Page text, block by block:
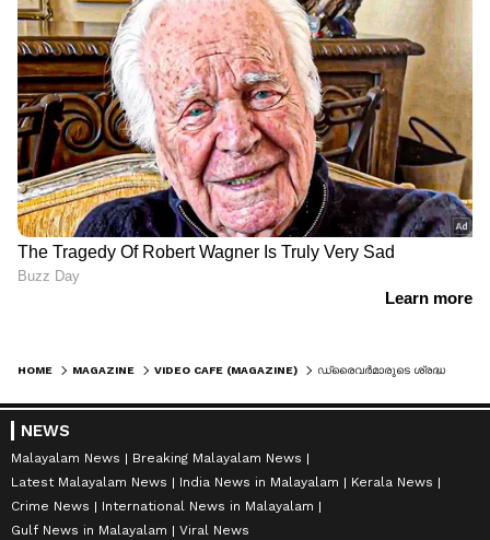
HOME MAGAZINE VIDEO CAFE (MAGAZINE) ഡ്രൈവർമാരുടെ ശ്രദ്ധയ്ക്ക് 'മദ്യപിച്ച് ലക്ക് കെട്ട' ഒരു മാൻ വഴിയിലുണ്ട്, സൂക്ഷിച്ച് പോവുക; വീഡിയോടൊപ്പം ഫ്രഞ്ച് പോലീസിന്‍റെ മുന്നറിയിപ്പ്
NEWS
Malayalam News
Breaking Malayalam News
Latest Malayalam News
India News in Malayalam
Kerala News
Crime News
International News in Malayalam
Gulf News in Malayalam
Viral News